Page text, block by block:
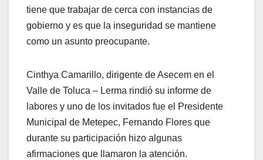
tiene que trabajar de cerca con instancias de
gobierno y es que la inseguridad se mantiene
como un asunto preocupante.
Cinthya Camarillo, dirigente de Asecem en el
Valle de Toluca – Lerma rindió su informe de
labores y uno de los invitados fue el Presidente
Municipal de Metepec, Fernando Flores que
durante su participación hizo algunas
afirmaciones que llamaron la atención.